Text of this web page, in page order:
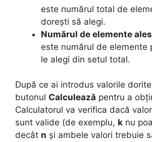
este numărul total de
dorești să alegi.
Numărul de elemente
este numărul de elemente
le alegi din setul total.
După ce ai introdus valorile
butonul Calculează pentru a
Calculatorul va verifica dacă
sunt valide (de exemplu, k nu
decât n și ambele valori trebuie